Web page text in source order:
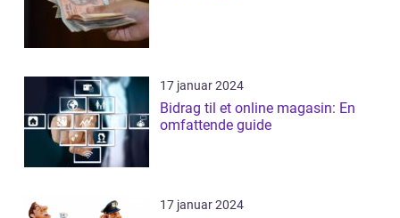
17 januar 2024
Bidrag til et online magasin: En
omfattende guide
17 januar 2024